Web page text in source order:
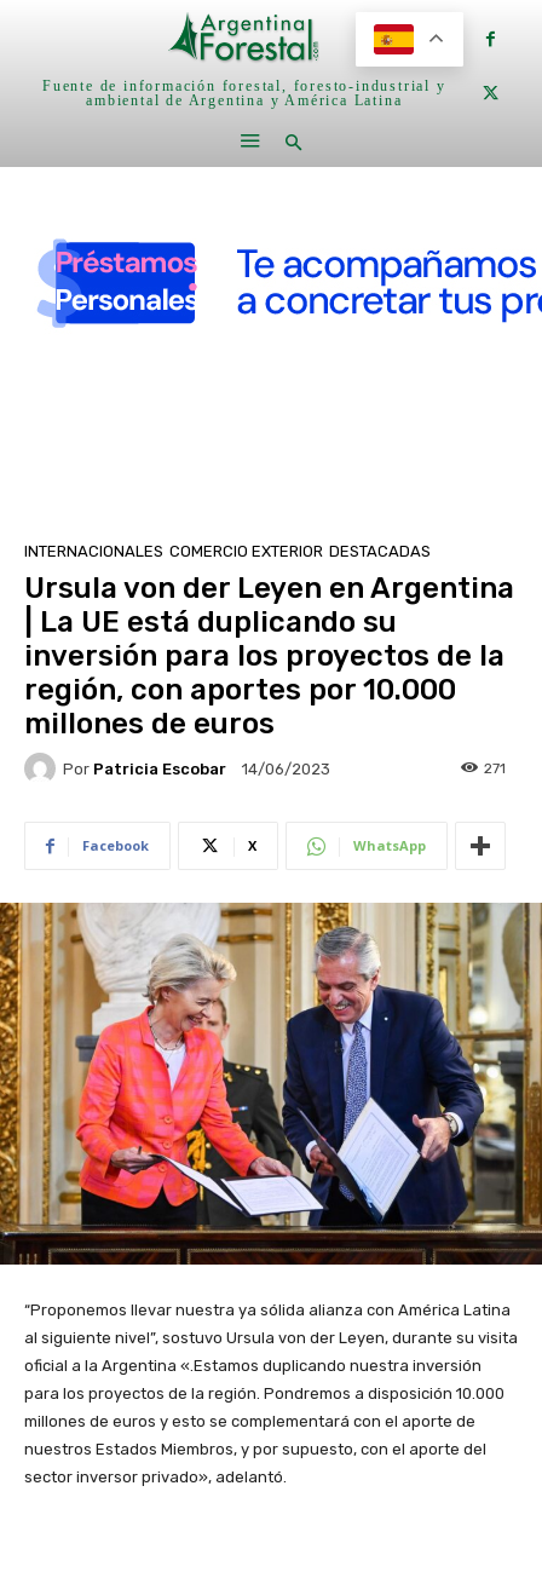
Fuente de información forestal, foresto-industrial y
ambiental de Argentina y América Latina
INTERNACIONALES COMERCIO EXTERIOR DESTACADAS
Ursula von der Leyen en Argentina
| La UE está duplicando su
inversión para los proyectos de la
región, con aportes por 10.000
millones de euros
Por Patricia Escobar 14/06/2023 271
Facebook X WhatsApp
“Proponemos llevar nuestra ya sólida alianza con América Latina
al siguiente nivel”, sostuvo Ursula von der Leyen, durante su visita
oficial a la Argentina «.Estamos duplicando nuestra inversión
para los proyectos de la región. Pondremos a disposición 10.000
millones de euros y esto se complementará con el aporte de
nuestros Estados Miembros, y por supuesto, con el aporte del
sector inversor privado», adelantó.